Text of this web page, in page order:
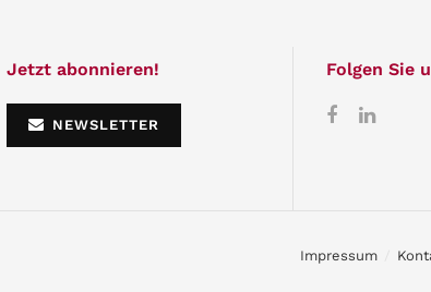
Jetzt abonnieren!
NEWSLETTER
Folgen Sie
Impressum